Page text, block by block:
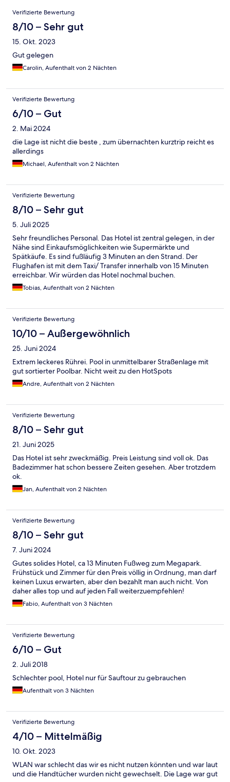
Bewertungen
Verifizierte Bewertung
8/10 – Sehr gut
15. Okt. 2023
Gut gelegen
Carolin, Aufenthalt von 2 Nächten
Verifizierte Bewertung
6/10 – Gut
2. Mai 2024
die Lage ist nicht die beste , zum übernachten kurztrip reicht es
allerdings
Michael, Aufenthalt von 2 Nächten
Verifizierte Bewertung
8/10 – Sehr gut
5. Juli 2025
Sehr freundliches Personal. Das Hotel ist zentral gelegen, in der
Nähe sind Einkaufsmöglichkeiten wie Supermärkte und
Spätkäufe. Es sind fußläufig 3 Minuten an den Strand. Der
Flughafen ist mit dem Taxi/ Transfer innerhalb von 15 Minuten
erreichbar. Wir würden das Hotel nochmal buchen.
Tobias, Aufenthalt von 2 Nächten
Verifizierte Bewertung
10/10 – Außergewöhnlich
25. Juni 2024
Extrem leckeres Rührei. Pool in unmittelbarer Straßenlage mit
gut sortierter Poolbar. Nicht weit zu den HotSpots
Andre, Aufenthalt von 2 Nächten
Verifizierte Bewertung
8/10 – Sehr gut
21. Juni 2025
Das Hotel ist sehr zweckmäßig. Preis Leistung sind voll ok. Das
Badezimmer hat schon bessere Zeiten gesehen. Aber trotzdem
ok.
Jan, Aufenthalt von 2 Nächten
Verifizierte Bewertung
8/10 – Sehr gut
7. Juni 2024
Gutes solides Hotel, ca 13 Minuten Fußweg zum Megapark.
Frühstück und Zimmer für den Preis völlig in Ordnung, man darf
keinen Luxus erwarten, aber den bezahlt man auch nicht. Von
daher alles top und auf jeden Fall weiterzuempfehlen!
Fabio, Aufenthalt von 3 Nächten
Verifizierte Bewertung
6/10 – Gut
2. Juli 2018
Schlechter pool, Hotel nur für Sauftour zu gebrauchen
Aufenthalt von 3 Nächten
Verifizierte Bewertung
4/10 – Mittelmäßig
10. Okt. 2023
WLAN war schlecht das wir es nicht nutzen könnten und war laut
und die Handtücher wurden nicht gewechselt. Die Lage war gut